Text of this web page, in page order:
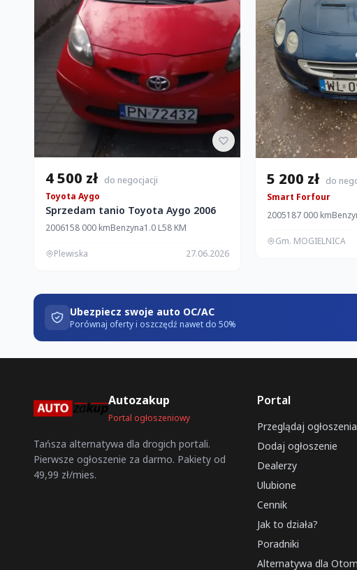
4 500 zł do negocjacji
Toyota Aygo
Sprzedam tanio Toyota Aygo 2006
2006158 000 kmBenzyna1.0 L58 KM
Plewiska 27.06.2026
5 200 zł do
Smart Forfour
2005187 000 km
Gm. MOGIELNICA
Ubezpiecz swoje auto OC/AC
Porównaj oferty i oszczędź nawet do 50%
Autozakup
Portal ogłoszeniowy
Tańsza alternatywa dla drogich portali.
Pierwsze ogłoszenie za darmo. Pakiety od
49,99 zł/mies.
Portal
Przeglądaj ogłoszenia
Dodaj ogłoszenie
Dealerzy
Ulubione
Cennik
Jak to działa?
Poradniki
Alternatywa dla